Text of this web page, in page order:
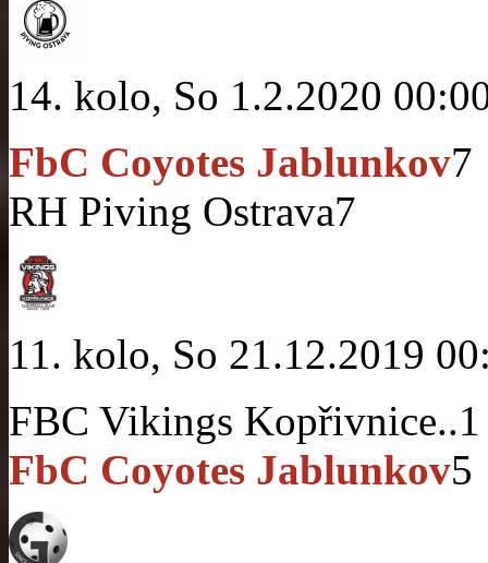
14. kolo, So 1.2.2020
FbC Coyotes Jablunkov7
RH Piving Ostrava7
11. kolo, So 21.12.2019
FBC Vikings Kopřivnice..1
FbC Coyotes Jablunkov5